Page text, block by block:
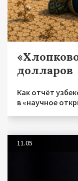
долларов
Как отчёт
в «научное
11.05